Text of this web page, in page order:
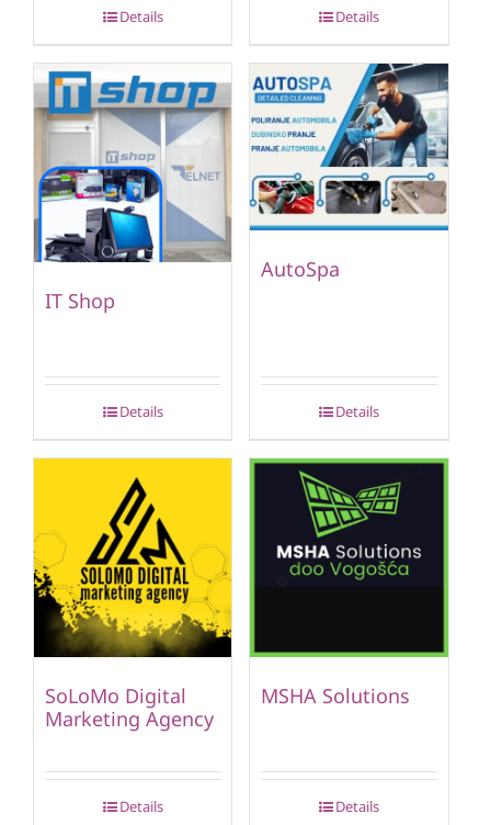
Details Details
IT Shop
Details
AutoSpa
Details
SoLoMo Digital
Marketing Agency
Details
MSHA Solutions
Details